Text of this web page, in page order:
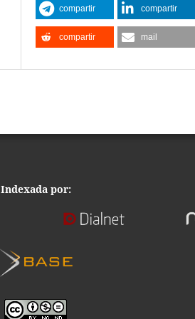
compartir compartir
compartir mail
Indexada por: